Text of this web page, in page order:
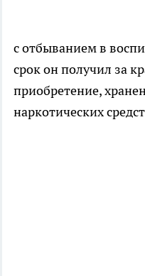
с отбыванием в
срок он получил за
приобретение,
наркотических